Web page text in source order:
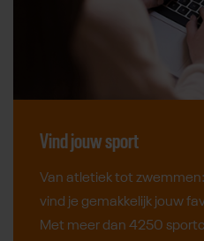
Vind jouw sport
Van atletiek tot
vind je gemakkelijk jouw
Met meer dan 4250